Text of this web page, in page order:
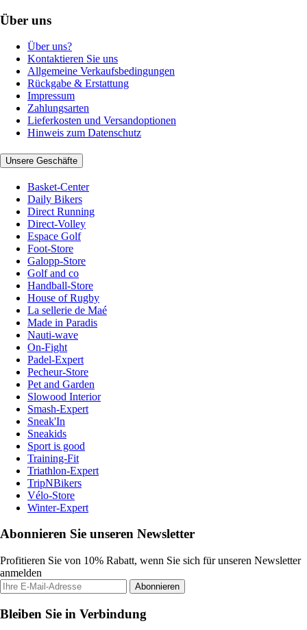
Über uns
Über uns?
Kontaktieren Sie uns
Allgemeine Verkaufsbedingungen
Rückgabe & Erstattung
Impressum
Zahlungsarten
Lieferkosten und Versandoptionen
Hinweis zum Datenschutz
Unsere Geschäfte
Basket-Center
Daily Bikers
Direct Running
Direct-Volley
Espace Golf
Foot-Store
Galopp-Store
Golf and co
Handball-Store
House of Rugby
La sellerie de Maé
Made in Paradis
Nauti-wave
On-Fight
Padel-Expert
Pecheur-Store
Pet and Garden
Slowood Interior
Smash-Expert
Sneak'In
Sneakids
Sport is good
Training-Fit
Triathlon-Expert
TripNBikers
Vélo-Store
Winter-Expert
Abonnieren Sie unseren Newsletter
Profitieren Sie von 10% Rabatt, wenn Sie sich für unseren Newsletter
anmelden
Abonnieren
Bleiben Sie in Verbindung